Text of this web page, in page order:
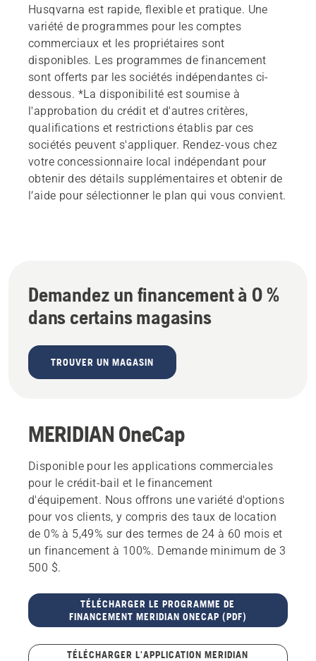
Husqvarna est rapide, flexible et pratique. Une
variété de programmes pour les comptes
commerciaux et les propriétaires sont
disponibles. Les programmes de financement
sont offerts par les sociétés indépendantes ci-
dessous. *La disponibilité est soumise à
l'approbation du crédit et d'autres critères,
qualifications et restrictions établis par ces
sociétés peuvent s'appliquer. Rendez-vous chez
votre concessionnaire local indépendant pour
obtenir des détails supplémentaires et obtenir de
l’aide pour sélectionner le plan qui vous convient.
Demandez un financement à 0 %
dans certains magasins
TROUVER UN MAGASIN
MERIDIAN OneCap
Disponible pour les applications commerciales
pour le crédit-bail et le financement
d'équipement. Nous offrons une variété d'options
pour vos clients, y compris des taux de location
de 0% à 5,49% sur des termes de 24 à 60 mois et
un financement à 100%. Demande minimum de 3
500 $.
TÉLÉCHARGER LE PROGRAMME DE
FINANCEMENT MERIDIAN ONECAP (PDF)
TÉLÉCHARGER L'APPLICATION MERIDIAN